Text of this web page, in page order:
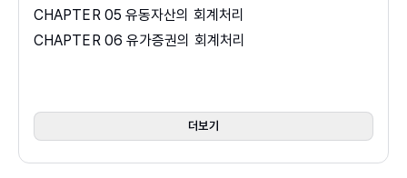
CHAPTER 05 유동자산의 회계처리
CHAPTER 06 유가증권의 회계처리
CHAPTER 09 자본의 회계처리
CHAPTER 10 기말결산과 재무보고
더보기